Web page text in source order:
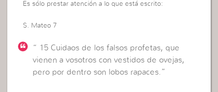
Es sólo prestar atención a lo que está escrito:
S. Mateo 7
“ 15 Cuidaos de los falsos profetas, que
vienen a vosotros con vestidos de ovejas,
pero por dentro son lobos rapaces.”